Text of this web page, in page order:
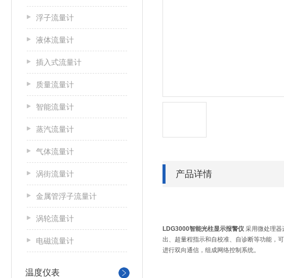
浮子流量计
液体流量计
插入式流量计
质量流量计
智能流量计
蒸汽流量计
气体流量计
涡街流量计
金属管浮子流量计
涡轮流量计
电磁流量计
温度仪表
产品详情
LDG3000智能光柱显示报警仪 采用微处理器
出、超量程指示和自校准、自诊断等功能，
进行双向通信，组成网络控制系统。